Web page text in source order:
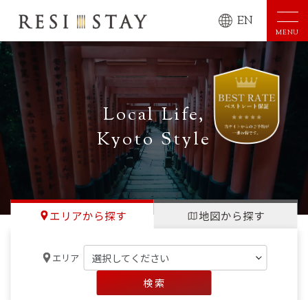
EN
MENU
Local Life,
Kyoto Style
エリアから探す 地図から探す
エリア
検 索